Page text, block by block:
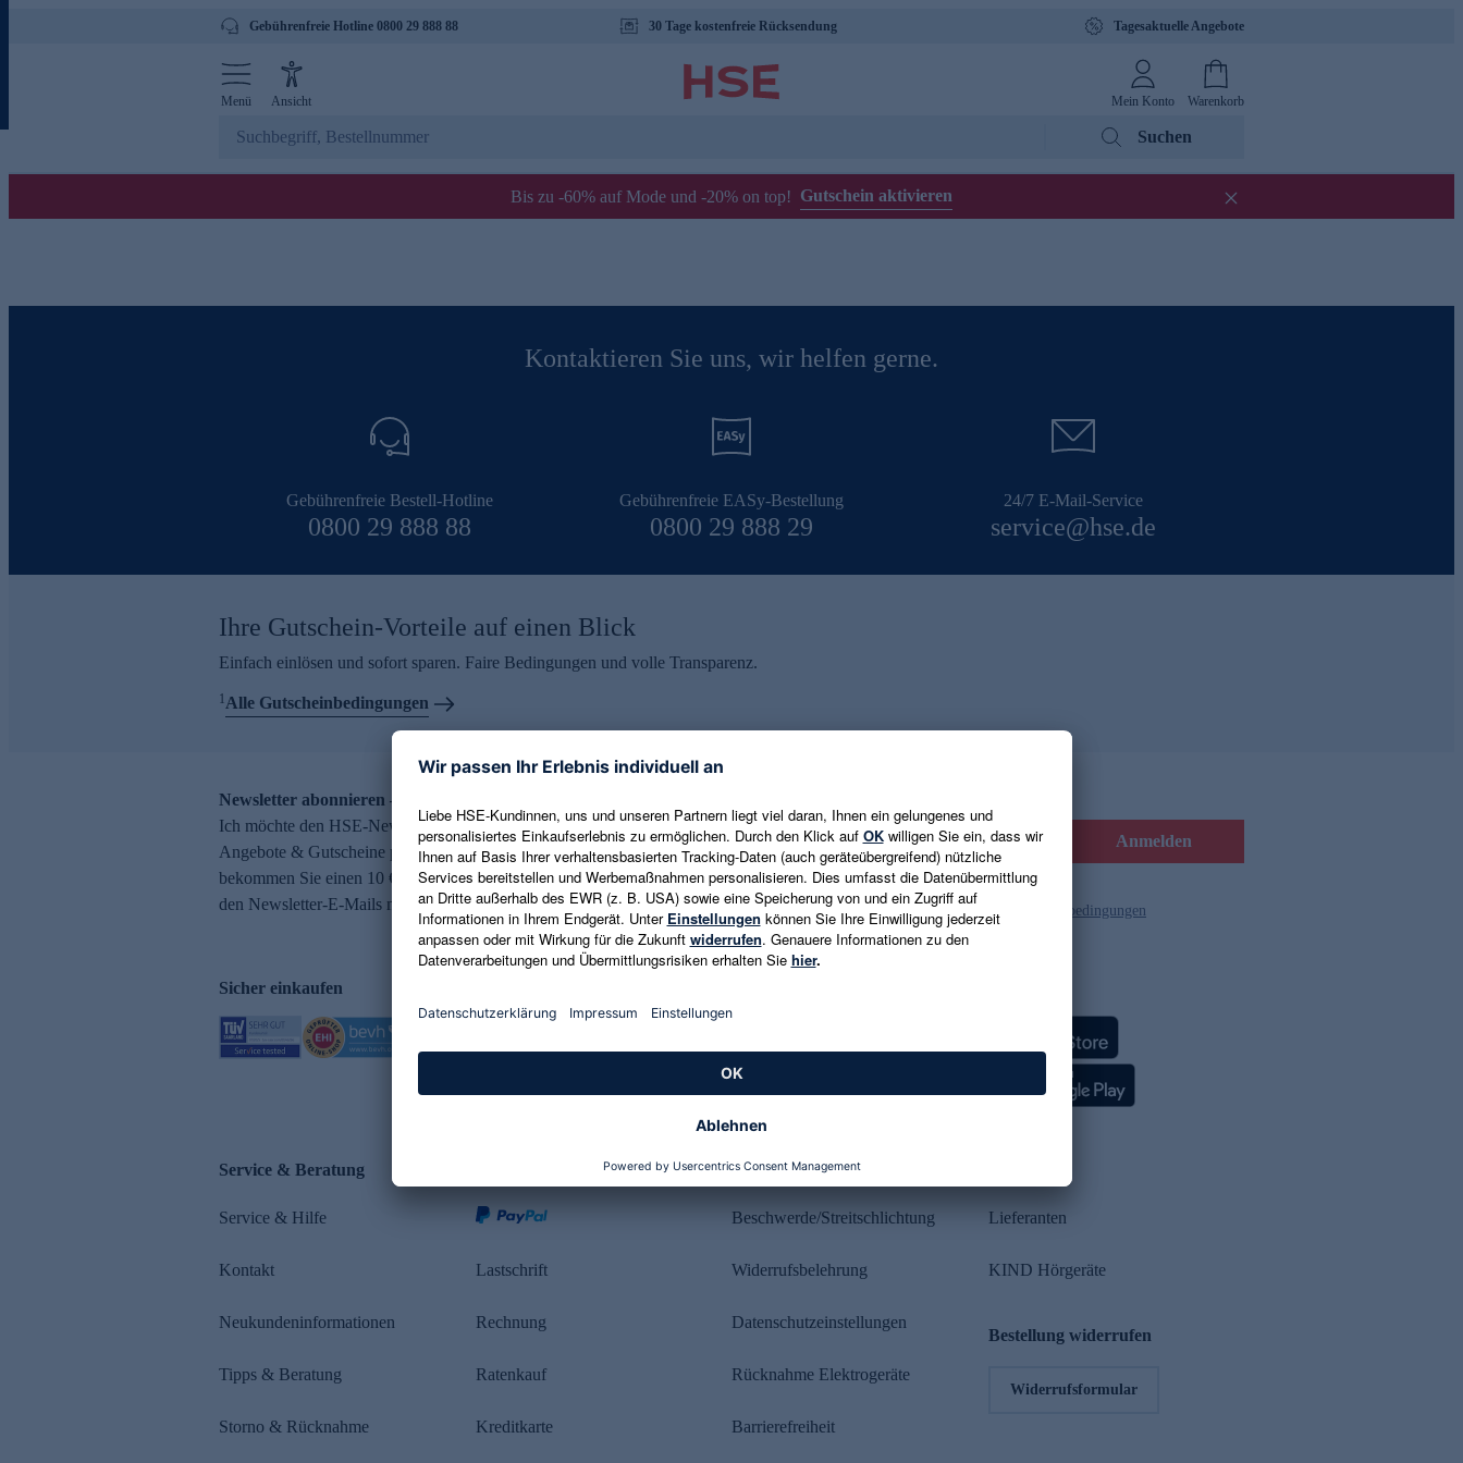
Gebührenfreie Hotline 0800 29 888 88 30 Tage kostenfreie Rücksendung Tagesaktuelle Angebote
Menü Ansicht Mein Konto Warenkorb
Suchen
Bis zu -60% auf Mode und -20% on top! Gutschein aktivieren
Kontaktieren Sie uns, wir helfen gerne.
Gebührenfreie Bestell-Hotline
0800 29 888 88
Gebührenfreie EASy-Bestellung
0800 29 888 29
24/7 E-Mail-Service
service@hse.de
Ihre Gutschein-Vorteile auf einen Blick
Einfach einlösen und sofort sparen. Faire Bedingungen und volle Transparenz.
1Alle Gutscheinbedingungen
Newsletter abonnieren – 10 € Gutschein erhalten
Ich möchte den HSE-Newsletter abonnieren und aktuelle Trends,
Angebote & Gutscheine per E-Mail erhalten. Als Dankeschön
bekommen Sie einen 10 € Gutschein. Eine Abmeldung ist jederzeit in
den Newsletter-E-Mails möglich.
E-Mail-Adresse eingeben Anmelden
Es gelten die Datenschutzrichtlinien und die Gutscheinbedingungen
Sicher einkaufen
Service & Beratung
Service & Hilfe
Kontakt
Neukundeninformationen
Tipps & Beratung
Storno & Rücknahme
Lastschrift
Rechnung
Ratenkauf
Kreditkarte
Rechtliches
Beschwerde/Streitschlichtung
Widerrufsbelehrung
Datenschutzeinstellungen
Rücknahme Elektrogeräte
Barrierefreiheit
Lieferanten
KIND Hörgeräte
Bestellung widerrufen
Widerrufsformular